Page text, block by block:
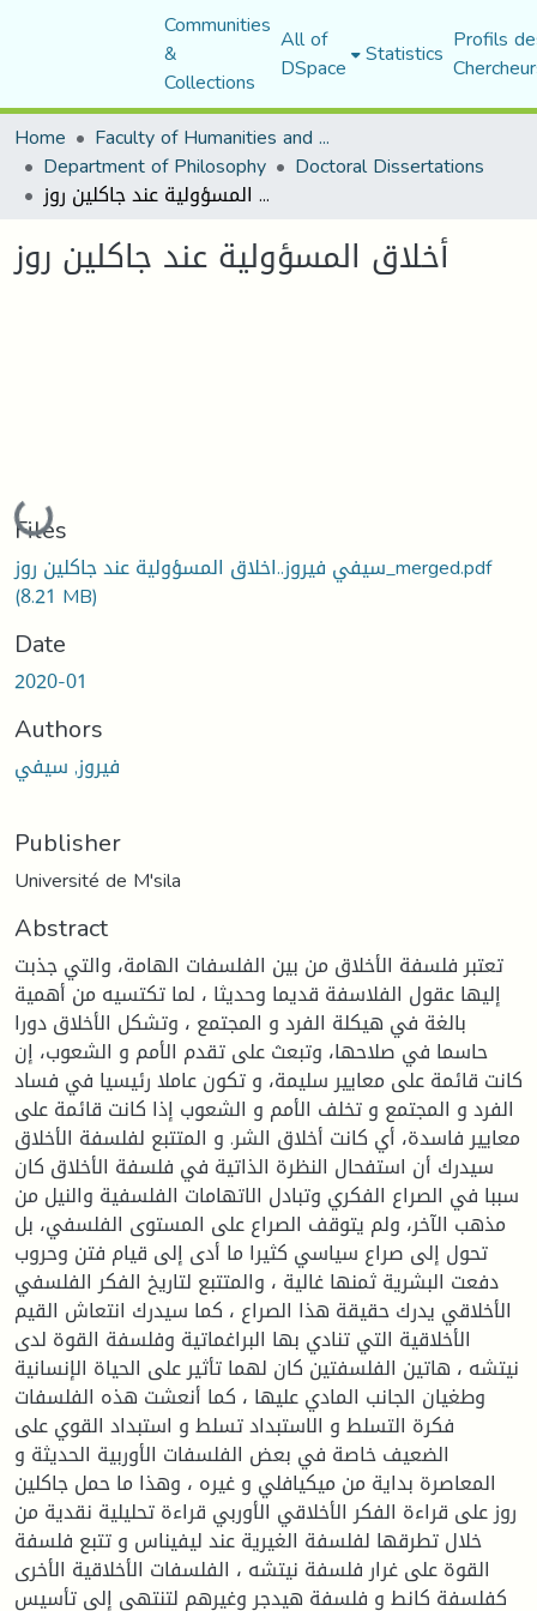
Communities
&
Collections
All of
DSpace Statistics Profils
Home
Faculty of Humanities and Social Sciences
Department of Philosophy Doctoral Dissertations
أخلاق المسؤولية عند جاكلين روز
أخلاق المسؤولية عند جاكلين روز
Loading...
Files
سيفي فيروز..اخلاق المسؤولية عند جاكلين روز_merged.pdf
(8.21 MB)
Date
2020-01
Authors
فيروز, سيفي
Publisher
Université de M'sila
Abstract
تعتبر فلسفة الأخلاق من بين الفلسفات الهامة، والتي جذبت
إليها عقول الفلاسفة قديما وحديثا ، لما تكتسيه من أهمية
بالغة في هيكلة الفرد و المجتمع ، وتشكل الأخلاق دورا
حاسما في صلاحها، وتبعث على تقدم الأمم و الشعوب، إن
كانت قائمة على معايير سليمة، و تكون عاملا رئيسيا في فساد
الفرد و المجتمع و تخلف الأمم و الشعوب إذا كانت قائمة على
معايير فاسدة، أي كانت أخلاق الشر. و المتتبع لفلسفة الأخلاق
سيدرك أن استفحال النظرة الذاتية في فلسفة الأخلاق كان
سببا في الصراع الفكري وتبادل الاتهامات الفلسفية والنيل من
مذهب الآخر، ولم يتوقف الصراع على المستوى الفلسفي، بل
تحول إلى صراع سياسي كثيرا ما أدى إلى قيام فتن وحروب
دفعت البشرية ثمنها غالية ، والمتتبع لتاريخ الفكر الفلسفي
الأخلاقي يدرك حقيقة هذا الصراع ، كما سيدرك انتعاش القيم
الأخلاقية التي تنادي بها البراغماتية وفلسفة القوة لدى
نيتشه ، هاتين الفلسفتين كان لهما تأثير على الحياة الإنسانية
وطغيان الجانب المادي عليها ، كما أنعشت هذه الفلسفات
فكرة التسلط و الاستبداد تسلط و استبداد القوي على
الضعيف خاصة في بعض الفلسفات الأوربية الحديثة و
المعاصرة بداية من ميكيافلي و غيره ، وهذا ما حمل جاكلين
روز على قراءة الفكر الأخلاقي الأوربي قراءة تحليلية نقدية من
خلال تطرقها لفلسفة الغيرية عند ليفيناس و تتبع فلسفة
القوة على غرار فلسفة نيتشه ، الفلسفات الأخلاقية الأخرى
كفلسفة كانط و فلسفة هيدجر وغيرهم لتنتهي إلى تأسيس